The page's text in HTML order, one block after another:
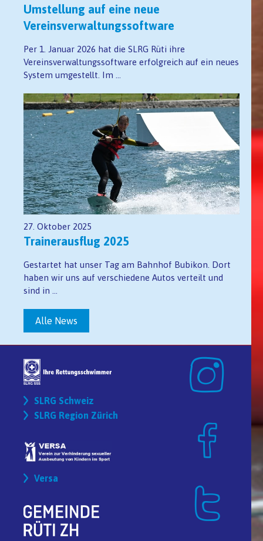
Alle News
Umstellung auf eine neue
Vereinsverwaltungssoftware
Per 1. Januar 2026 hat die SLRG Rüti ihre
Vereinsverwaltungssoftware erfolgreich auf ein neues
System umgestellt. Im ...
27. Oktober 2025
Trainerausflug 2025
Gestartet hat unser Tag am Bahnhof Bubikon. Dort
haben wir uns auf verschiedene Autos verteilt und
sind in ...
SLRG Schweiz
SLRG Region Zürich
Versa